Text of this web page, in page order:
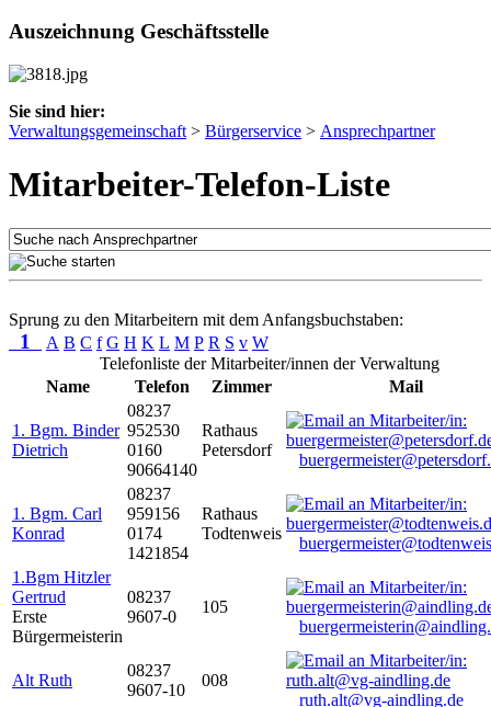
Auszeichnung Geschäftsstelle
Sie sind hier:
Verwaltungsgemeinschaft > Bürgerservice > Ansprechpartner
Mitarbeiter-Telefon-Liste
Sprung zu den Mitarbeitern mit dem Anfangsbuchstaben:
1 A B C f G H K L M P R S v W
Telefonliste der Mitarbeiter/innen der Verwaltung
Name
Telefon Zimmer Mail
1. Bgm. Binder
Dietrich
08237
952530
0160
90664140
Rathaus
Petersdorf
1. Bgm. Carl
Konrad
08237
959156
0174
1421854
Rathaus
Todtenweis
1.Bgm Hitzler
Gertrud
Erste
Bürgermeisterin
08237
9607-0
105
Alt Ruth
08237
9607-10
008
ruth.alt@vg-aindling.de